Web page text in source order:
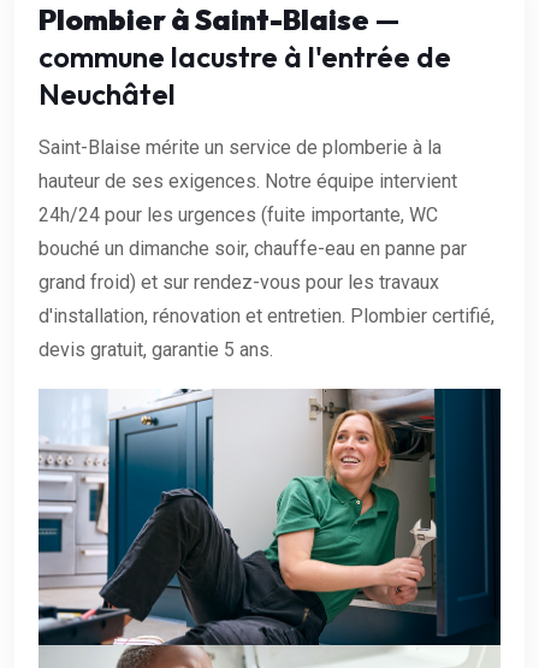
Plombier à Saint-Blaise —
commune lacustre à l'entrée de
Neuchâtel
Saint-Blaise mérite un service de plomberie à la
hauteur de ses exigences. Notre équipe intervient
24h/24 pour les urgences (fuite importante, WC
bouché un dimanche soir, chauffe-eau en panne par
grand froid) et sur rendez-vous pour les travaux
d'installation, rénovation et entretien. Plombier certifié,
devis gratuit, garantie 5 ans.